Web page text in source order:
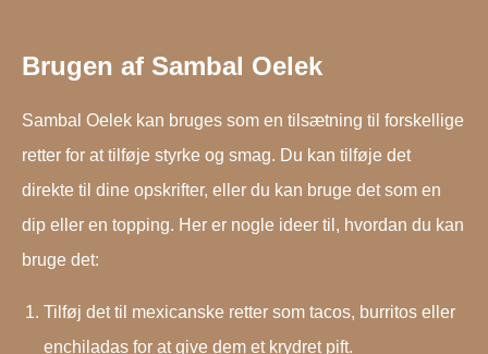
Brugen af Sambal Oelek
Sambal Oelek kan bruges som en tilsætning til forskellige
retter for at tilføje styrke og smag. Du kan tilføje det
direkte til dine opskrifter, eller du kan bruge det som en
dip eller en topping. Her er nogle ideer til, hvordan du kan
bruge det:
Tilføj det til mexicanske retter som tacos, burritos eller
enchiladas for at give dem et krydret pift.